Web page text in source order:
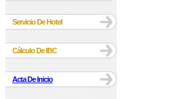
Servicio De Hotel
Cálculo De IBC
Acta De Inicio